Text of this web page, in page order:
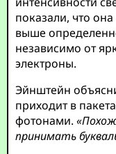
показали, что она
выше
независимо от
электроны.
Эйнштейн
приходит в
фотонами.
принимать